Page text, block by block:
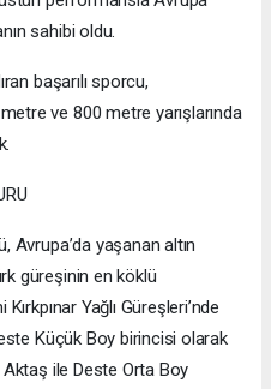
sahibi oldu.
başarılı sporcu,
ve 800 metre yarışlarında
Avrupa’da yaşanan altın
güreşinin en köklü
Yağlı Güreşleri’nde
Küçük Boy birincisi olarak
Aktaş ile Deste Orta Boy